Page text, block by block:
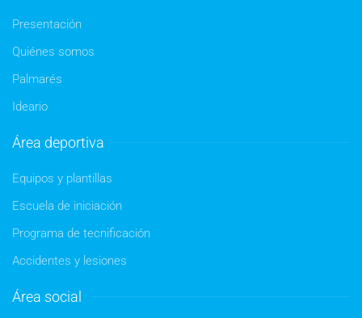
Presentación
Quiénes somos
Palmarés
Ideario
Área deportiva
Equipos y plantillas
Escuela de iniciación
Programa de tecnificación
Accidentes y lesiones
Área social